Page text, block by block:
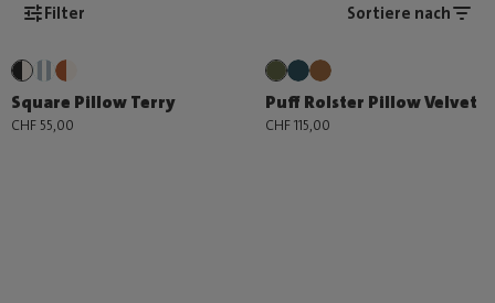
Filter Sortiere nach
Square Pillow Terry
CHF 55,00
Puff Rolster Pillow Velvet
CHF 115,00